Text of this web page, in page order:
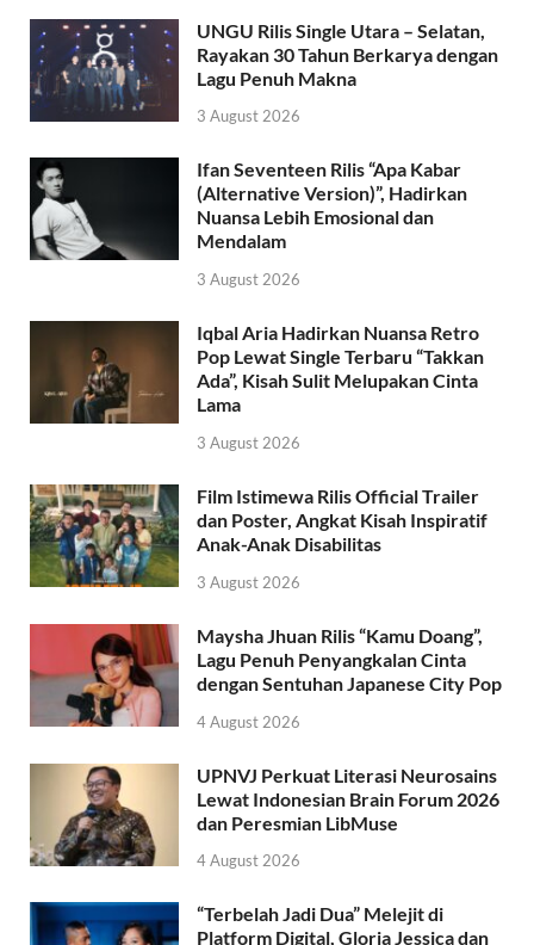
UNGU Rilis Single Utara – Selatan,
Rayakan 30 Tahun Berkarya dengan
Lagu Penuh Makna
3 August 2026
Ifan Seventeen Rilis “Apa Kabar
(Alternative Version)”, Hadirkan
Nuansa Lebih Emosional dan
Mendalam
3 August 2026
Iqbal Aria Hadirkan Nuansa Retro
Pop Lewat Single Terbaru “Takkan
Ada”, Kisah Sulit Melupakan Cinta
Lama
3 August 2026
Film Istimewa Rilis Official Trailer
dan Poster, Angkat Kisah Inspiratif
Anak-Anak Disabilitas
3 August 2026
Maysha Jhuan Rilis “Kamu Doang”,
Lagu Penuh Penyangkalan Cinta
dengan Sentuhan Japanese City Pop
4 August 2026
UPNVJ Perkuat Literasi Neurosains
Lewat Indonesian Brain Forum 2026
dan Peresmian LibMuse
4 August 2026
“Terbelah Jadi Dua” Melejit di
Platform Digital, Gloria Jessica dan